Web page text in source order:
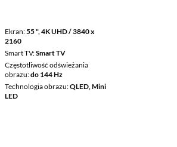
Ekran 55 ", 4K UHD / 3840 x
2160
Smart TV Smart TV
Częstotliwość odświeżania
obrazu do 144 Hz
Technologia obrazu QLED, Mini
LED